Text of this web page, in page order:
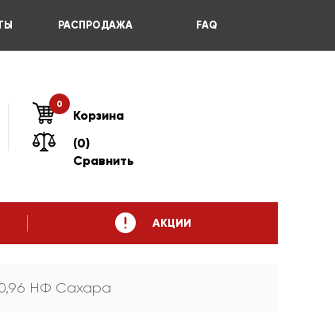
РАСПРОДАЖА FAQ
0
Корзина
(0)
Сравнить
АКЦИИ
НФ Сахара